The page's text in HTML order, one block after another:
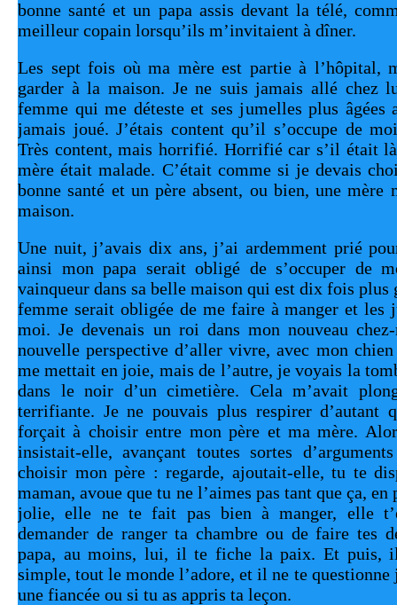
bonne santé et un papa assis devant la télé,
meilleur copain lorsqu’ils m’invitaient à dîner.
Les sept fois où ma mère est partie à l’hôpital,
garder à la maison. Je ne suis jamais allé
femme qui me déteste et ses jumelles plus âgées
jamais joué. J’étais content qu’il s’occupe de
Très content, mais horrifié. Horrifié car s’il était
mère était malade. C’était comme si je devais
bonne santé et un père absent, ou bien, une mère
maison.
Une nuit, j’avais dix ans, j’ai ardemment prié
ainsi mon papa serait obligé de s’occuper de
vainqueur dans sa belle maison qui est dix fois plus
femme serait obligée de me faire à manger et les
moi. Je devenais un roi dans mon nouveau
nouvelle perspective d’aller vivre, avec mon
me mettait en joie, mais de l’autre, je voyais la
dans le noir d’un cimetière. Cela m’avait
terrifiante. Je ne pouvais plus respirer d’autant
forçait à choisir entre mon père et ma mère.
insistait-elle, avançant toutes sortes
choisir mon père : regarde, ajoutait-elle, tu te
maman, avoue que tu ne l’aimes pas tant que ça, en
jolie, elle ne te fait pas bien à manger, elle
demander de ranger ta chambre ou de faire tes
papa, au moins, lui, il te fiche la paix. Et puis, il
simple, tout le monde l’adore, et il ne te questionne
une fiancée ou si tu as appris ta leçon.